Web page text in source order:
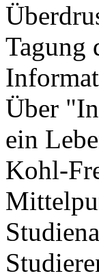
Tagung
Über
ein
Kohl-